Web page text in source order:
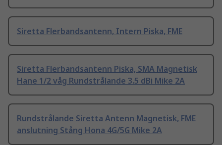
Siretta Flerbandsantenn, Intern Piska, FME
Siretta Flerbandsantenn Piska, SMA Magnetisk
Hane 1/2 våg Rundstrålande 3.5 dBi Mike 2A
Rundstrålande Siretta Antenn Magnetisk, FME
anslutning Stång Hona 4G/5G Mike 2A